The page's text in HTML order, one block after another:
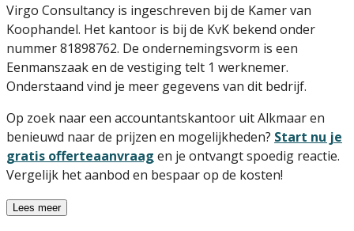
Virgo Consultancy is ingeschreven bij de Kamer van
Koophandel. Het kantoor is bij de KvK bekend onder
nummer 81898762. De ondernemingsvorm is een
Eenmanszaak en de vestiging telt 1 werknemer.
Onderstaand vind je meer gegevens van dit bedrijf.
Op zoek naar een accountantskantoor uit Alkmaar en
benieuwd naar de prijzen en mogelijkheden? Start nu je
gratis offerteaanvraag en je ontvangt spoedig reactie.
Vergelijk het aanbod en bespaar op de kosten!
Lees meer